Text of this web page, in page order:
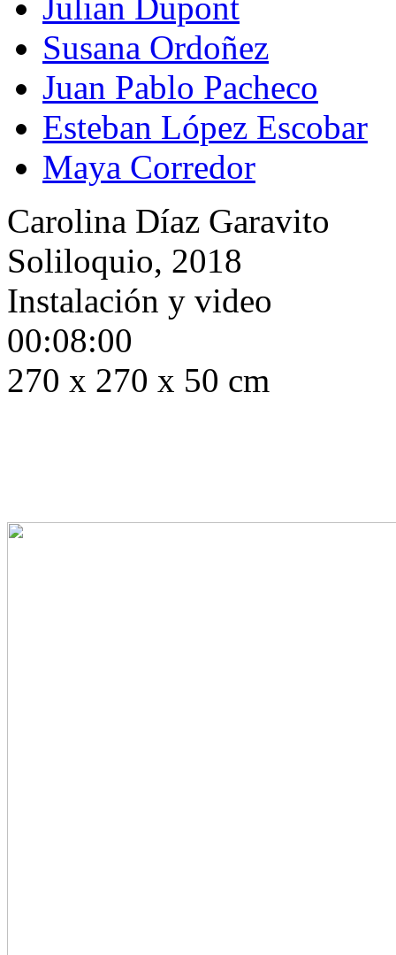
Susana Ordoñez
Juan Pablo Pacheco
Esteban López Escobar
Maya Corredor
Carolina Díaz Garavito
Soliloquio, 2018
Instalación y video
00:08:00
270 x 270 x 50 cm